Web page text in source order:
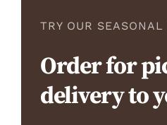
TRY OUR SEASONAL
Order for
delivery to